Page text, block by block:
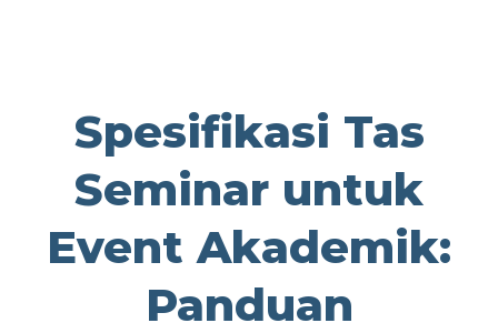
Spesifikasi Tas
Seminar untuk
Event Akademik:
Panduan